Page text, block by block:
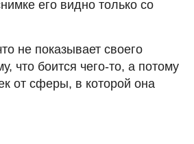
его видно только со
не показывает своего
что боится чего-то, а потому
от сферы, в которой она